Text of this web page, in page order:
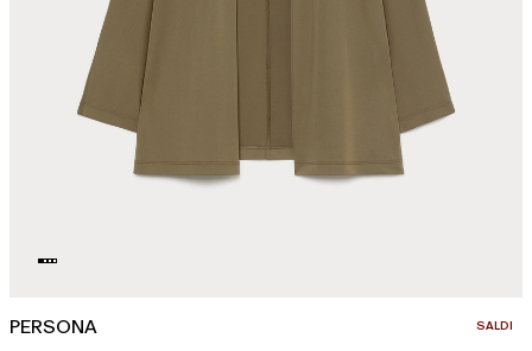
PERSONA SALDI